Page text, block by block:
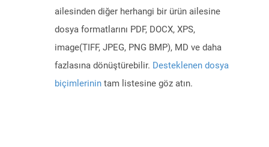
ailesinden diğer herhangi bir ürün ailesine
dosya formatlarını PDF, DOCX, XPS,
image(TIFF, JPEG, PNG BMP), MD ve daha
fazlasına dönüştürebilir. Desteklenen dosya
biçimlerinin tam listesine göz atın.